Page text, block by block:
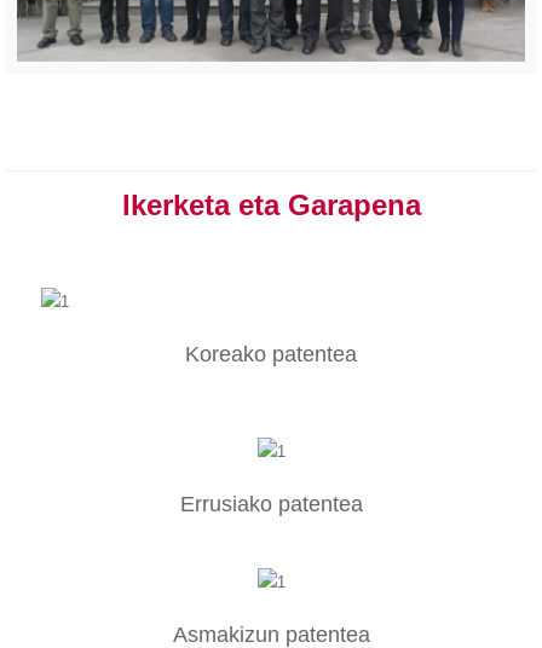
Ikerketa eta Garapena
Koreako patentea
Errusiako patentea
Asmakizun patentea